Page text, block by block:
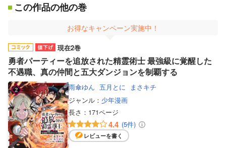
この作品の他の巻
お得なキャンペーン実施中！
現在2巻
勇者パーティーを追放された精霊術士 最強級に覚醒した
不遇職、真の仲間と五大ダンジョンを制覇する
雨傘ゆん 五月とに
まさキチ
ジャンル： 少年漫画
長さ： 171ページ
4.4 (5件)
レビューを書く